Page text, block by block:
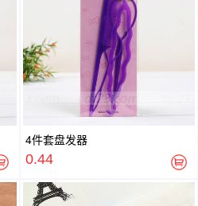
4件套盘发器
0.44